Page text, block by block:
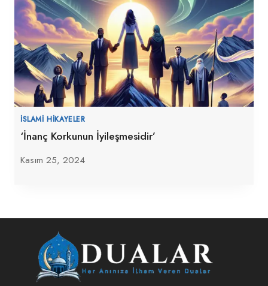
İSLAMI HIKAYELER
‘İnanç Korkunun İyileşmesidir’
Kasım 25, 2024